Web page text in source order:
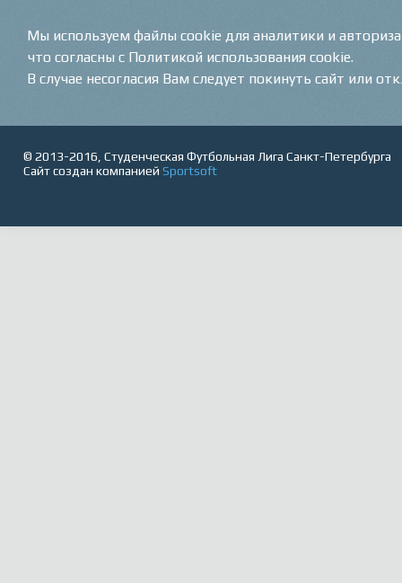
© 2013-2016, Студенческая Футбольная Лига Санкт-Петербурга
Сайт создан компанией Sportsoft
Мы используем файлы cookie для аналитики и
что согласны с Политикой использования cookie.
В случае несогласия Вам следует покинуть сайт или